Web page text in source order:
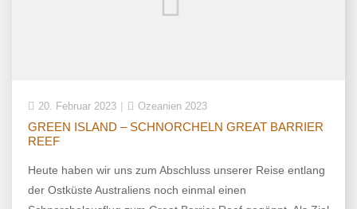
20. Februar 2023 Ozeanien 2023
GREEN ISLAND – SCHNORCHELN GREAT BARRIER
REEF
Heute haben wir uns zum Abschluss unserer Reise entlang
der Ostküste Australiens noch einmal einen